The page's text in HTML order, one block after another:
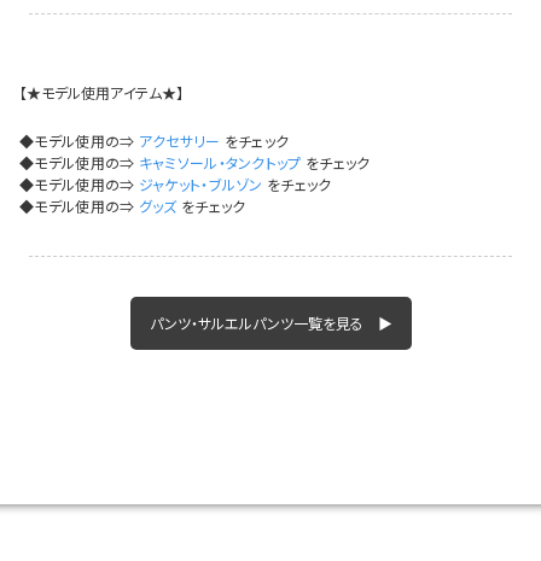
【★モデル使用アイテム★】
◆モデル使用の⇒ アクセサリー をチェック
◆モデル使用の⇒ キャミソール・タンクトップ をチェック
◆モデル使用の⇒ ジャケット・ブルゾン をチェック
◆モデル使用の⇒ グッズをチェック
パンツ・サルエルパンツ一覧を見る ▶